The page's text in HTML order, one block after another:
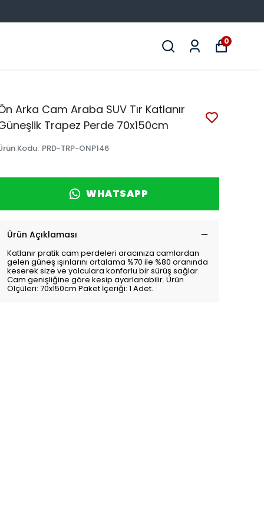
0
Arka Cam Araba SUV Tır Katlanır
Trapez Perde 70x150cm
Kodu: PRD-TRP-ONP146
WHATSAPP
Ürün Açıklaması
Katlanır pratik cam perdeleri aracınıza camlardan
gelen güneş ışınlarını ortalama %70 ile %80 oranında
keserek size ve yolculara konforlu bir sürüş sağlar.
Cam genişliğine göre kesip ayarlanabilir. Ürün
Ölçüleri: 70x150cm Paket İçeriği: 1 Adet.